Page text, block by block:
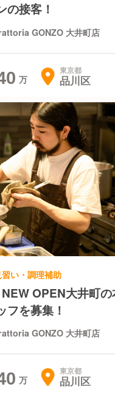
の接客！
GONZO 大井町店
東京都
品川区
い・調理補助
NEW OPEN大井町
フを募集！
GONZO 大井町店
東京都
品川区